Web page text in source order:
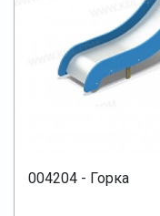
004204 - Горка